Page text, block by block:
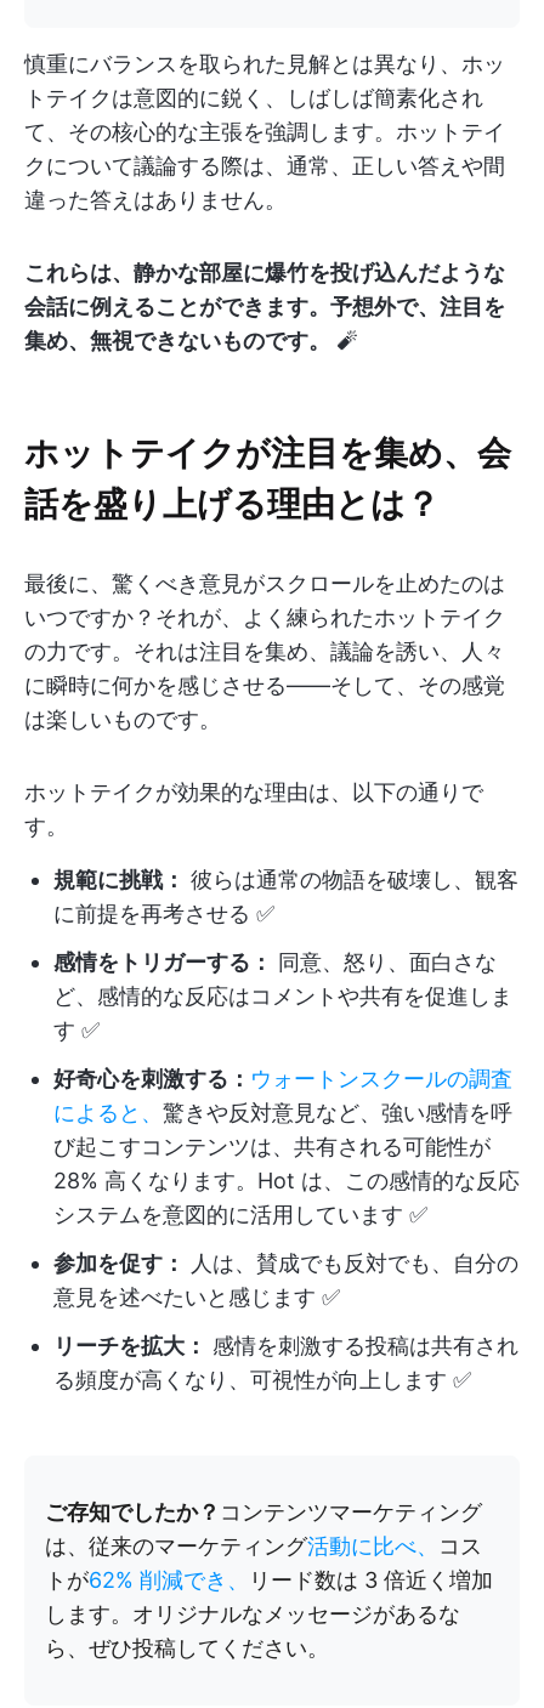
慎重にバランスを取られた見解とは異なり、ホッ
トテイクは意図的に鋭く、しばしば簡素化され
て、その核心的な主張を強調します。ホットテイ
クについて議論する際は、通常、正しい答えや間
違った答えはありません。
これらは、静かな部屋に爆竹を投げ込んだような
会話に例えることができます。予想外で、注目を
集め、無視できないものです。
🧨
ホットテイクが注目を集め、会
話を盛り上げる理由とは？
最後に、驚くべき意見がスクロールを止めたのは
いつですか？それが、よく練られたホットテイク
の力です。それは注目を集め、議論を誘い、人々
に瞬時に何かを感じさせる——そして、その感覚
は楽しいものです。
ホットテイクが効果的な理由は、以下の通りで
す。
規範に挑戦： 彼らは通常の物語を破壊し、観客
に前提を再考させる ✅
感情をトリガーする：
同意、怒り、面白さな
ど、感情的な反応はコメントや共有を促進しま
す ✅
好奇心を刺激する： ウォートンスクールの調査
によると、 驚きや反対意見など、強い感情を呼
び起こすコンテンツは、共有される可能性が
28% 高くなります。Hot は、この感情的な反応
システムを意図的に活用しています ✅
参加を促す：
人は、賛成でも反対でも、自分の
意見を述べたいと感じます ✅
リーチを拡大：
感情を刺激する投稿は共有され
る頻度が高くなり、可視性が向上します ✅
ご存知でしたか？ コンテンツマーケティング
は、従来のマーケティング活動に比べ、 コス
トが62% 削減でき、
リード数は 3 倍近く増加
します。オリジナルなメッセージがあるな
ら、ぜひ投稿してください。